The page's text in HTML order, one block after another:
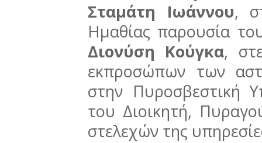
Σταμάτη Ιωάννου,
Ημαθίας παρουσία
Διονύση Κούγκα,
εκπροσώπων των
στην Πυροσβεστική
του Διοικητή,
στελεχών της